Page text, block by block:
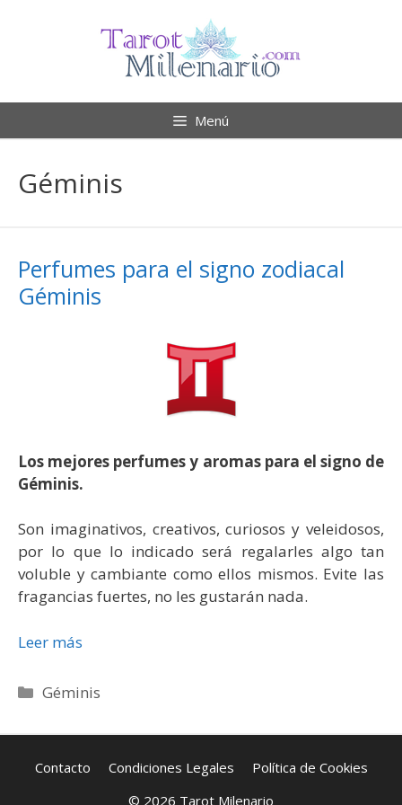
Menú
Géminis
Perfumes para el signo zodiacal
Géminis
Los mejores perfumes y aromas para el signo de
Géminis.
Son imaginativos, creativos, curiosos y veleidosos,
por lo que lo indicado será regalarles algo tan
voluble y cambiante como ellos mismos. Evite las
fragancias fuertes, no les gustarán nada.
Leer más
Categorías
Géminis
Contacto Condiciones Legales
Política de Cookies
© 2026 Tarot Milenario